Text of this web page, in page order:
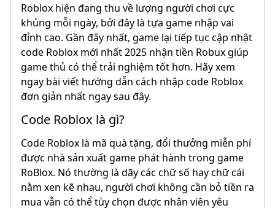
Roblox hiện đang thu về lượng người chơi cực
khủng mỗi ngày, bởi đây là tựa game nhập vai
đỉnh cao. Gần đây nhất, game lại tiếp tục cập nhật
code Roblox mới nhất 2025 nhận tiền Robux giúp
game thủ có thể trải nghiệm tốt hơn. Hãy xem
ngay bài viết hướng dẫn cách nhập code Roblox
đơn giản nhất ngay sau đây.
Code Roblox là gì?
Code Roblox là mã quà tặng, đổi thưởng miễn phí
được nhà sản xuất game phát hành trong game
RoBlox. Nó thường là dãy các chữ số hay chữ cái
nằm xen kẽ nhau, người chơi không cần bỏ tiền ra
mua vẫn có thể tùy chọn được nhân viên yêu